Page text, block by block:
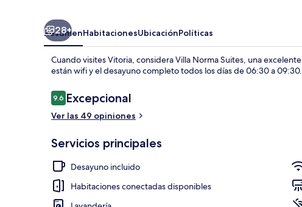
28+
ResumenHabitacionesUbicaciónPolíticas
Cuando visites Vitoria, considera Villa Norma Suites, una
están wifi y el desayuno completo todos los días de 06:30 a
Opiniones
9.69.6 de 10,
Excepcional
Ver las 49 opiniones
Servicios principales
Desayuno incluido
Habitaciones conectadas disponibles